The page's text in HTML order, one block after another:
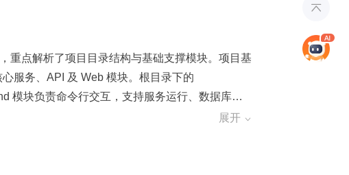

重点解析了项目目录结构与基础支撑模块。项目基
服务、API 及 Web 模块。根目录下的
模块负责命令行交互，支持服务运行、数据库迁
管理，聚合数据库连接、OAuth 令牌有效期及展开 